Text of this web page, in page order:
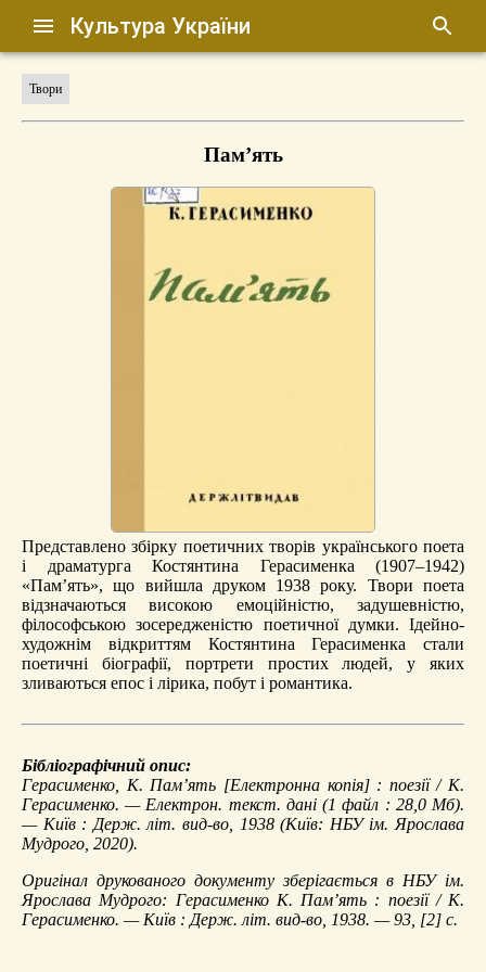
Культура України
Твори
Пам’ять
Представлено збірку поетичних творів українського поета
і драматурга Костянтина Герасименка (1907–1942)
«Пам’ять», що вийшла друком 1938 року. Твори поета
відзначаються високою емоційністю, задушевністю,
філософською зосередженістю поетичної думки. Ідейно-
художнім відкриттям Костянтина Герасименка стали
поетичні біографії, портрети простих людей, у яких
зливаються епос і лірика, побут і романтика.
Бібліографічний опис:
Герасименко, К. Пам’ять [Електронна копія] : поезії / К.
Герасименко. — Електрон. текст. дані (1 файл : 28,0 Мб).
— Київ : Держ. літ. вид-во, 1938 (Київ: НБУ ім. Ярослава
Мудрого, 2020).
Оригінал друкованого документу зберігається в НБУ ім.
Ярослава Мудрого: Герасименко К. Пам’ять : поезії / К.
Герасименко. — Київ : Держ. літ. вид-во, 1938. — 93, [2] с.